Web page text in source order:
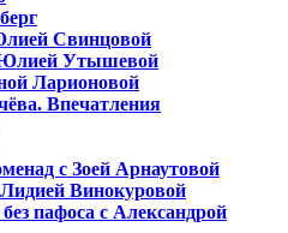
Свинцовой
Юлией Утышевой
Ларионовой
Впечатления
с Зоей Арнаутовой
Винокуровой
пафоса с Александрой